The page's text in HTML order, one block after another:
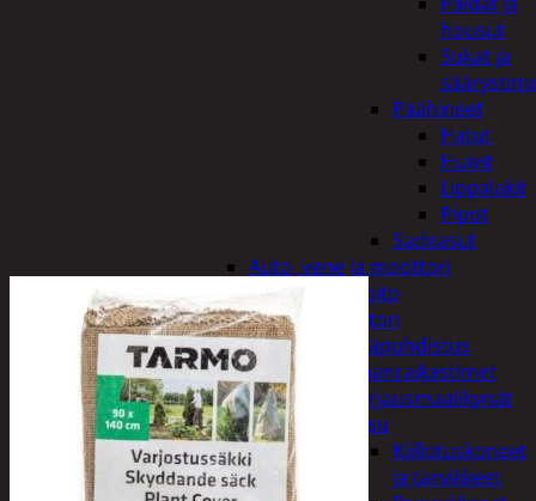
housut
Sukat ja
Päähineet
Hatut
Huivit
Lippalakit
Pipot
Sadeasut
Auto, vene ja moottori
Autonhoito
Auton
sisäpuhdistus
Ilmanraikastimet
Korjausmaalikynät
Pesu
Kiillotuskoneet
ja tarvikkeet